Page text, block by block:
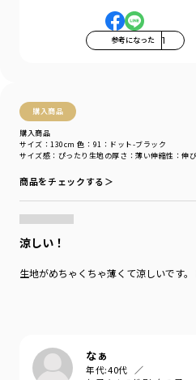
参考になった 1
購入商品
購入商品
サイズ感 ：ぴったり 生地の厚さ ：薄い伸縮性 ：伸
サイズ：130cm 色：91：ドット-ブラック
商品をチェックする＞
涼しい！
生地がめちゃくちゃ薄くて涼しいです
なぁ
年代:40代